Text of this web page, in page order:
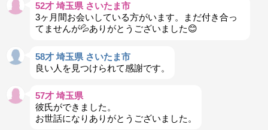
52才 埼玉県 さいたま市
3ヶ月間お会いしている方がいます。まだ付き合っ
てませんが💦ありがとうございました😊
58才 埼玉県 さいたま市
良い人を見つけられて感謝です。
57才 埼玉県
彼氏ができました。
お世話になりありがとうございました。